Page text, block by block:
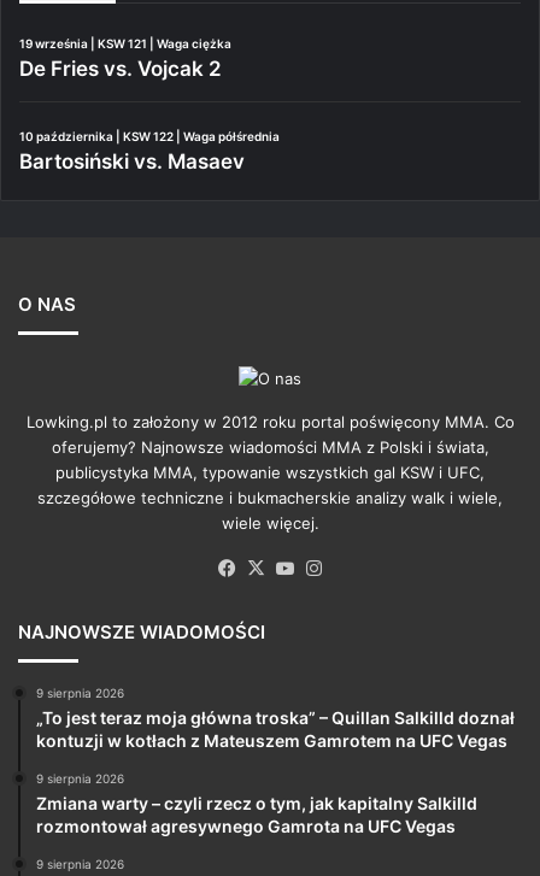
19 września | KSW 121 | Waga ciężka
De Fries vs. Vojcak 2
10 października | KSW 122 | Waga półśrednia
Bartosiński vs. Masaev
O NAS
Lowking.pl to założony w 2012 roku portal poświęcony MMA. Co
oferujemy? Najnowsze wiadomości MMA z Polski i świata,
publicystyka MMA, typowanie wszystkich gal KSW i UFC,
szczegółowe techniczne i bukmacherskie analizy walk i wiele,
wiele więcej.
Facebook
X YouTube
NAJNOWSZE WIADOMOŚCI
9 sierpnia 2026
„To jest teraz moja główna troska” – Quillan Salkilld doznał
kontuzji w kotłach z Mateuszem Gamrotem na UFC Vegas
9 sierpnia 2026
Zmiana warty – czyli rzecz o tym, jak kapitalny Salkilld
rozmontował agresywnego Gamrota na UFC Vegas
9 sierpnia 2026